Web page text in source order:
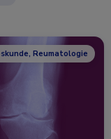
Reumatologie